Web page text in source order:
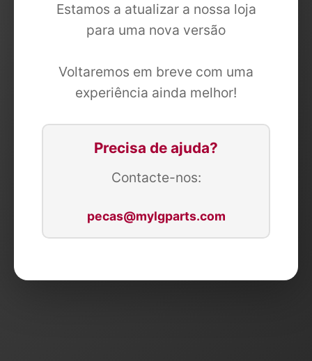
Estamos a atualizar a nossa loja
para uma nova versão
Voltaremos em breve com uma
experiência ainda melhor!
Precisa de ajuda?
Contacte-nos:
pecas@mylgparts.com